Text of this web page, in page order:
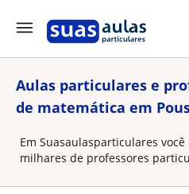
Aulas particulares e
de matemática em
Em Suasaulasparticulares
milhares de professores